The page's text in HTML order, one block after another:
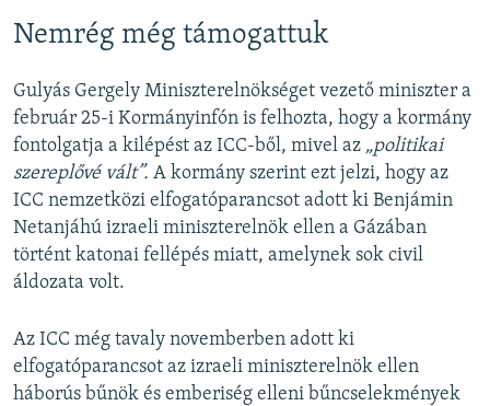
Nemrég még támogattuk
Gulyás Gergely Miniszterelnökséget vezető miniszter a
február 25-i Kormányinfón is felhozta, hogy a kormány
fontolgatja a kilépést az ICC-ből, mivel az „politikai
szereplővé vált”. A kormány szerint ezt jelzi, hogy az
ICC nemzetközi elfogatóparancsot adott ki Benjámin
Netanjáhú izraeli miniszterelnök ellen a Gázában
történt katonai fellépés miatt, amelynek sok civil
áldozata volt.
Az ICC még tavaly novemberben adott ki
elfogatóparancsot az izraeli miniszterelnök ellen
háborús bűnök és emberiség elleni bűncselekmények